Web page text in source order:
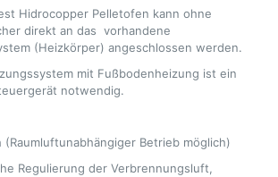
Hidrocopper Pelletofen kann ohne
direkt an das vorhandene
(Heizkörper) angeschlossen werden.
mit Fußbodenheizung ist ein
notwendig.
(Raumluftunabhängiger Betrieb möglich)
Regulierung der Verbrennungsluft,